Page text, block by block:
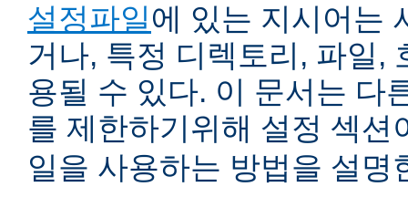
설정파일에 있는 지시어는
거나, 특정 디렉토리, 파일,
용될 수 있다. 이 문서는 다
를 제한하기위해 설정 섹션
일을 사용하는 방법을 설명